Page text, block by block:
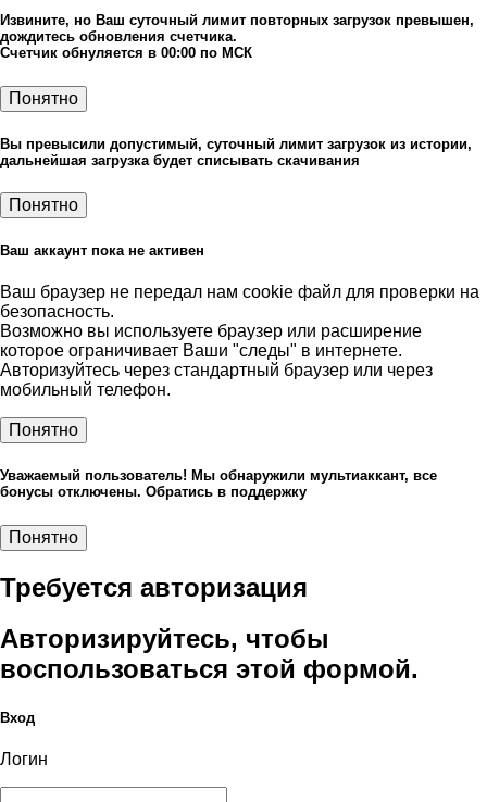
Извините, но Ваш суточный лимит повторных загрузок превышен,
дождитесь обновления счетчика.
Счетчик обнуляется в 00:00 по МСК
Понятно
Вы превысили допустимый, суточный лимит загрузок из истории,
дальнейшая загрузка будет списывать скачивания
Понятно
Ваш аккаунт пока не активен
Ваш браузер не передал нам cookie файл для проверки на
безопасность.
Возможно вы используете браузер или расширение
которое ограничивает Ваши "следы" в интернете.
Авторизуйтесь через стандартный браузер или через
мобильный телефон.
Понятно
Уважаемый пользователь! Мы обнаружили мультиаккант, все
бонусы отключены. Обратись в поддержку
Понятно
Требуется авторизация
Авторизируйтесь, чтобы
воспользоваться этой формой.
Вход
Логин